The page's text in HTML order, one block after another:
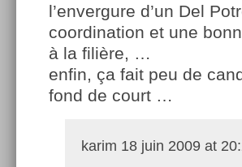
l’envergure d’un Del
coordination et une
à la filière, …
enfin, ça fait peu de
fond de court …
karim 18 juin 2009 at